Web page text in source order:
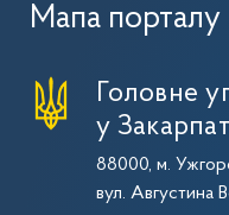
Мапа порталу
Головне
у
88000, м.
вул. Августина